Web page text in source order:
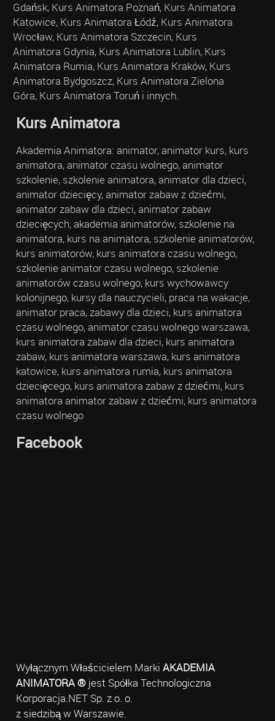
Gdańsk, Kurs Animatora Poznań, Kurs Animatora
Katowice, Kurs Animatora Łódź, Kurs Animatora
Wrocław, Kurs Animatora Szczecin, Kurs
Animatora Gdynia, Kurs Animatora Lublin, Kurs
Animatora Rumia, Kurs Animatora Kraków, Kurs
Animatora Bydgoszcz, Kurs Animatora Zielona
Góra, Kurs Animatora Toruń i innych.
Kurs Animatora
Akademia Animatora: animator, animator kurs, kurs
animatora, animator czasu wolnego, animator
szkolenie, szkolenie animatora, animator dla dzieci,
animator dziecięcy, animator zabaw z dziećmi,
animator zabaw dla dzieci, animator zabaw
dziecięcych, akademia animatorów, szkolenie na
animatora, kurs na animatora, szkolenie animatorów,
kurs animatorów, kurs animatora czasu wolnego,
szkolenie animator czasu wolnego, szkolenie
animatorów czasu wolnego, kurs wychowawcy
kolonijnego, kursy dla nauczycieli, praca na wakacje,
animator praca, zabawy dla dzieci, kurs animatora
czasu wolnego, animator czasu wolnego warszawa,
kurs animatora zabaw dla dzieci, kurs animatora
zabaw, kurs animatora warszawa, kurs animatora
katowice, kurs animatora rumia, kurs animatora
dziecięcego, kurs animatora zabaw z dziećmi, kurs
animatora animator zabaw z dziećmi, kurs animatora
czasu wolnego
Facebook
Wyłącznym Właścicielem Marki AKADEMIA
ANIMATORA ®jest Spółka Technologiczna
Korporacja.NET Sp. z o. o.
z siedzibą w Warszawie.